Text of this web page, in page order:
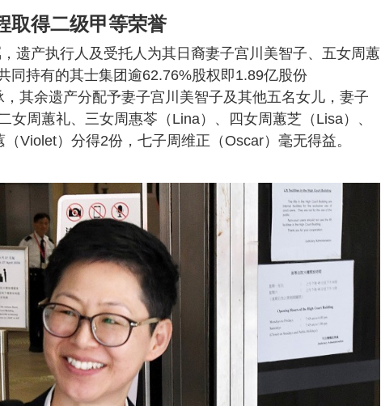
取得二级甲等荣誉
遗产执行人及受托人为其日裔妻子宫川美智子、五女周蕙
同持有的其士集团逾62.76%股权即1.89亿股份
其余遗产分配予妻子宫川美智子及其他五名女儿，妻子
周蕙礼、三女周惠苓（Lina）、四女周蕙芝（Lisa）、
Violet）分得2份，七子周维正（Oscar）毫无得益。